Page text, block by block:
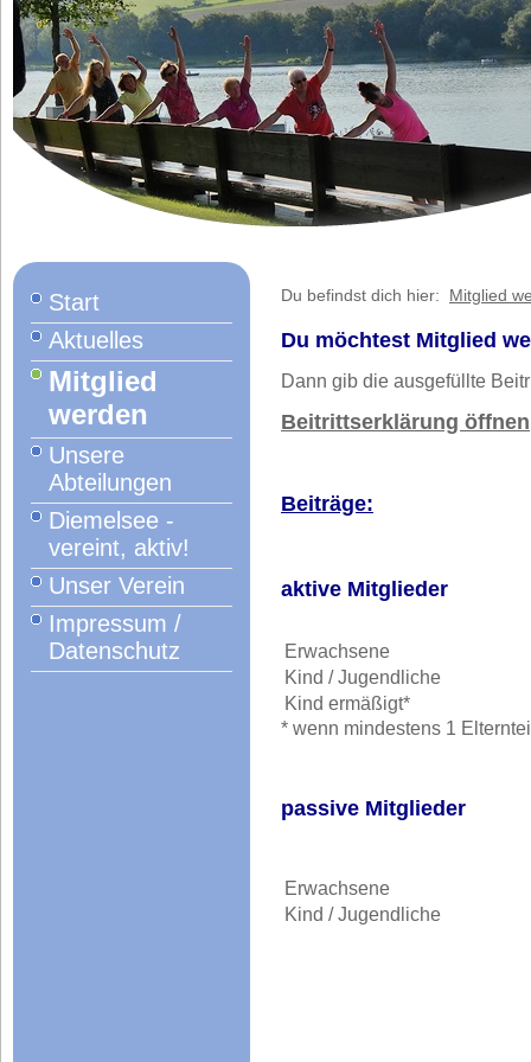
Start
Aktuelles
Mitglied
werden
Unsere
Abteilungen
Diemelsee -
vereint, aktiv!
Unser Verein
Impressum /
Datenschutz
Du befindst dich hier: Mitglied
Du möchtest Mitglied
Dann gib die ausgefüllte
Beitrittserklärung öffnen
Beiträge:
aktive Mitglieder
Erwachsene
Kind / Jugendliche
Kind ermäßigt*
* wenn mindestens 1
passive Mitglieder
Erwachsene
Kind /